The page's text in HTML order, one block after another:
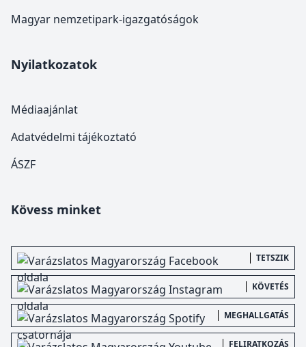
Magyar nemzetipark-igazgatóságok
Nyilatkozatok
Médiaajánlat
Adatvédelmi tájékoztató
ÁSZF
Kövess minket
TETSZIK
KÖVETÉS
MEGHALLGATÁS
FELIRATKOZÁS